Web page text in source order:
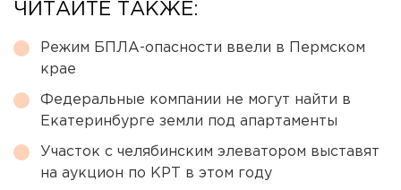
ЧИТАЙТЕ ТАКЖЕ:
Режим БПЛА-опасности ввели в Пермском
крае
Федеральные компании не могут найти в
Екатеринбурге земли под апартаменты
Участок с челябинским элеватором выставят
на аукцион по КРТ в этом году